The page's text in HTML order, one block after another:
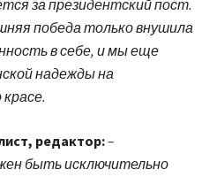
за президентский пост.
победа только внушила
в себе, и мы еще
надежды на
редактор:–
быть исключительно